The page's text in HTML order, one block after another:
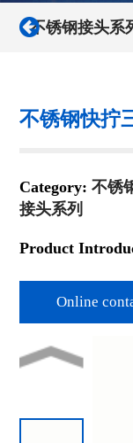
不锈钢接头系
不锈钢快拧
Category:不锈
接头系列
Product
Online